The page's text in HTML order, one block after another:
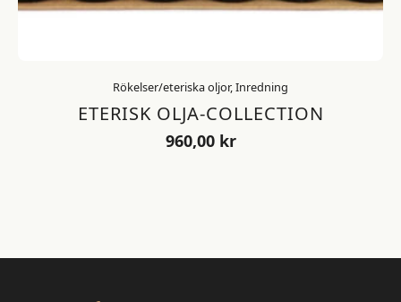
Rökelser/eteriska oljor, Inredning
ETERISK OLJA-COLLECTION
960,00 kr